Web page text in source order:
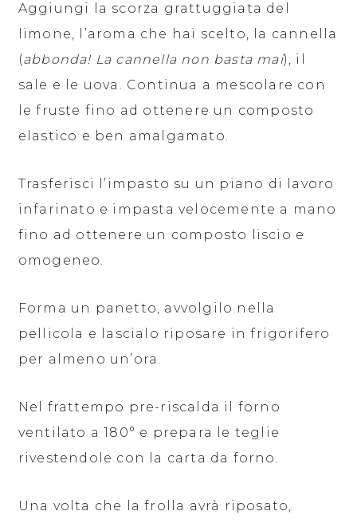
Aggiungi la scorza grattuggiata del
limone, l’aroma che hai scelto, la cannella
(abbonda! La cannella non basta mai), il
sale e le uova. Continua a mescolare con
le fruste fino ad ottenere un composto
elastico e ben amalgamato.
Trasferisci l’impasto su un piano di lavoro
infarinato e impasta velocemente a mano
fino ad ottenere un composto liscio e
omogeneo.
Forma un panetto, avvolgilo nella
pellicola e lascialo riposare in frigorifero
per almeno un’ora.
Nel frattempo pre-riscalda il forno
ventilato a 180° e prepara le teglie
rivestendole con la carta da forno.
Una volta che la frolla avrà riposato,